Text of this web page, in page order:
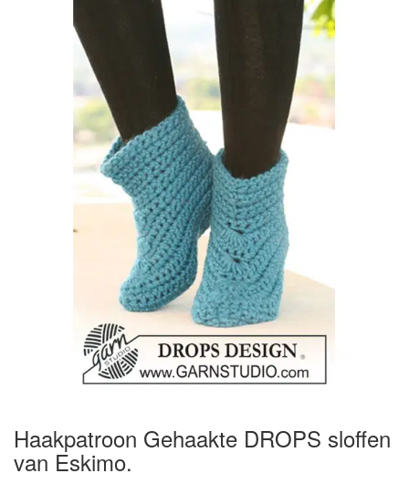
Haakpatroon Gehaakte DROPS sloffen
van Eskimo.